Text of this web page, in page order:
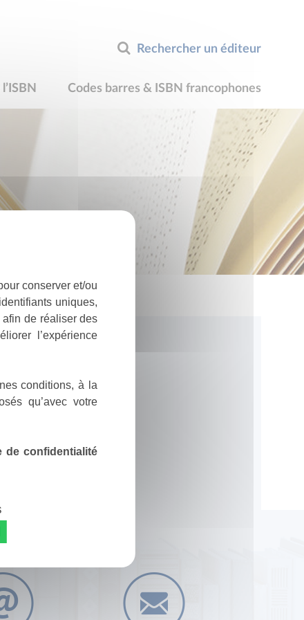
Rechercher un éditeur
Codes barres & ISBN francophones
conserver et/ou
uniques,
de réaliser des
l’expérience
conditions, à la
qu’avec votre
de confidentialité